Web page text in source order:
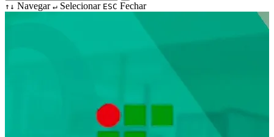
↑↓ Navegar ↵ Selecionar ESC Fechar